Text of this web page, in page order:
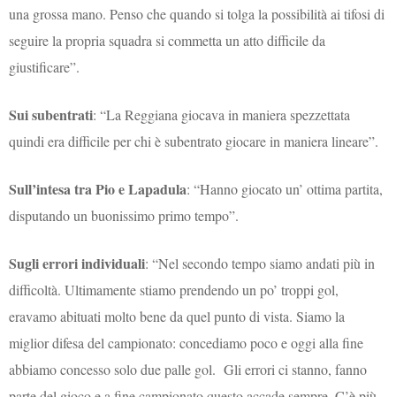
una grossa mano. Penso che quando si tolga la possibilità ai tifosi di
seguire la propria squadra si commetta un atto difficile da
giustificare”.
Sui subentrati: “La Reggiana giocava in maniera spezzettata
quindi era difficile per chi è subentrato giocare in maniera lineare”.
Sull’intesa tra Pio e Lapadula: “Hanno giocato un’ ottima partita,
disputando un buonissimo primo tempo”.
Sugli errori individuali: “Nel secondo tempo siamo andati più in
difficoltà. Ultimamente stiamo prendendo un po’ troppi gol,
eravamo abituati molto bene da quel punto di vista. Siamo la
miglior difesa del campionato: concediamo poco e oggi alla fine
abbiamo concesso solo due palle gol. Gli errori ci stanno, fanno